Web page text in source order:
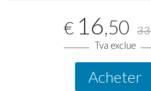
€ 16,50
Tva exclue
Acheter